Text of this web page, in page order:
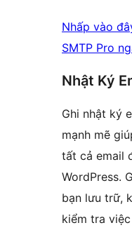
Nhấp vào
SMTP Pro
Nhật Ký
Ghi nhật ký
mạnh mẽ
tất cả email
WordPress.
bạn lưu trữ,
kiểm tra